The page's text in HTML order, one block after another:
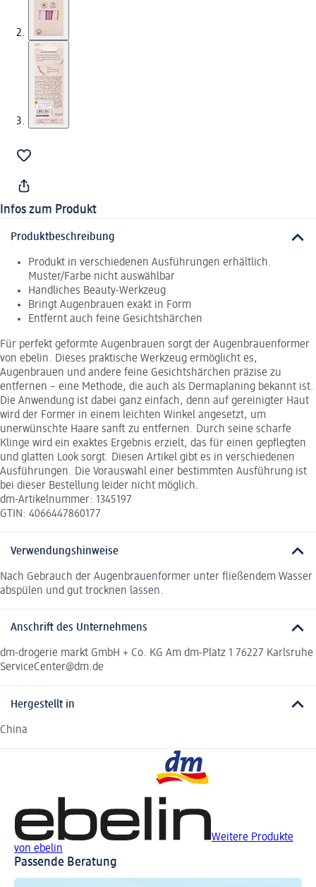
Infos zum Produkt
Produktbeschreibung
Produkt in verschiedenen Ausführungen erhältlich.
Muster/Farbe nicht auswählbar
Handliches Beauty-Werkzeug
Bringt Augenbrauen exakt in Form
Entfernt auch feine Gesichtshärchen
Für perfekt geformte Augenbrauen sorgt der Augenbrauenformer
von ebelin. Dieses praktische Werkzeug ermöglicht es,
Augenbrauen und andere feine Gesichtshärchen präzise zu
entfernen – eine Methode, die auch als Dermaplaning bekannt ist.
Die Anwendung ist dabei ganz einfach, denn auf gereinigter Haut
wird der Former in einem leichten Winkel angesetzt, um
unerwünschte Haare sanft zu entfernen. Durch seine scharfe
Klinge wird ein exaktes Ergebnis erzielt, das für einen gepflegten
und glatten Look sorgt. Diesen Artikel gibt es in verschiedenen
Ausführungen. Die Vorauswahl einer bestimmten Ausführung ist
bei dieser Bestellung leider nicht möglich.
dm-Artikelnummer: 1345197
GTIN: 4066447860177
Verwendungshinweise
Nach Gebrauch der Augenbrauenformer unter fließendem Wasser
abspülen und gut trocknen lassen.
Anschrift des Unternehmens
dm-drogerie markt GmbH + Co. KG Am dm-Platz 1 76227 Karlsruhe
ServiceCenter@dm.de
Hergestellt in
China
Weitere Produkte
von ebelin
Passende Beratung